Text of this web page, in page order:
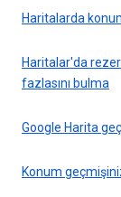
Haritalarda
Haritalar'da
fazlasını bulma
Google Harita
Konum